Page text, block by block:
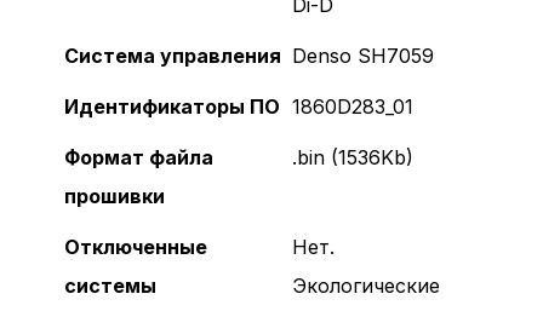
Di-D
Система управления Denso SH7059
Идентификаторы ПО 1860D283_01
Формат файла
прошивки
.bin (1536Kb)
Отключенные
системы
Нет.
Экологические